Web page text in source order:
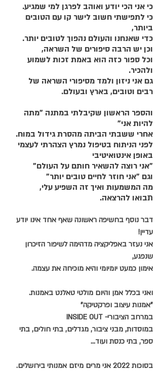
כי אני הכי יודע ואוהב לפרגן למי שמגיע.
כי לתפישתי חשוב לישר קו עם הטובים
ביותר,
כדי שאנחנו והעולם נהפוך לטובים יותר.
וכן יש הרבה סיפורים של השראה,
וכל ספור כזה הוא באמת זכות לשמוע
ולהכיר.
גם אני ניזון ולמד מסיפורי השראה של
רבים וטובים, בארץ ובעולם.
והספר הראשון שקיבלתי במתנה "מתה
להיות אני"
אחרי ששבתי הביתה מהסרת גידול במוח.
לפני הניתוח בטיפול נמרץ הצהרתי לעצמי
באופן אינטואיטיבי
"אני רוצה להשאיר חותם על העולם"
וגם "אני חוזר לחיים טובים יותר"
מה המשמעות ואיך זה השפיע עלי,
תבואו להרצאה.
דבר נוסף בחשיפה ראשונה שאף אחד אינו יודע
עדיין!
אני נעזר באפליקציה מדהימה לשיפור הזיכרון
שנפגע,
אימון כמעט יומיומי והיא מוכיחה את עצמה.
ואני בכלל אמן והיום מולטי טאלנט באמנות.
"אמנות עיצוב ופרקטיקה"
במרחב הציבורי- INSIDE OUT
במוסדות, מבני ציבור, מגדלים, בתי חולים, בתי
ספר, בתי כנסת ועוד...
בסוכות 2022 אני מרים מיזם אמנותי בירושלים.